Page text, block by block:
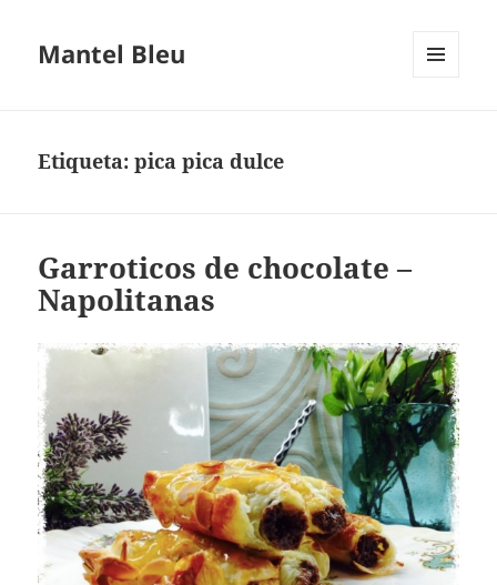
Mantel Bleu
Etiqueta:pica pica dulce
Garroticos de chocolate –
Napolitanas